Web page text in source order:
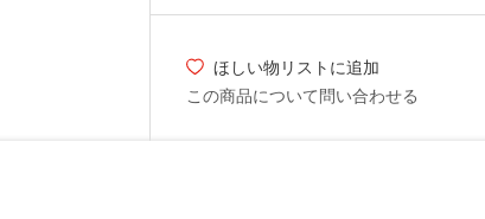
ほしい物リストに追加
この商品について問い合わせる